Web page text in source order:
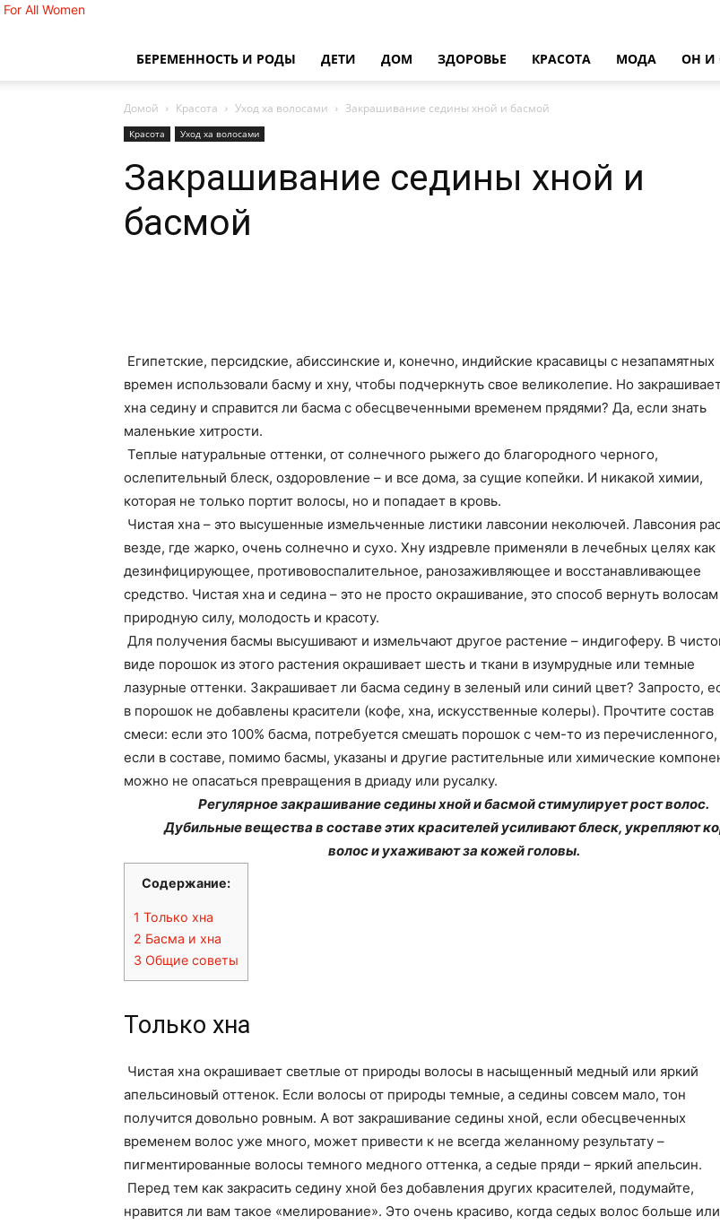
For All Women
БЕРЕМЕННОСТЬ И РОДЫ ДЕТИ ДОМ ЗДОРОВЬЕ КРАСОТА МОДА ОН И
Домой Красота Уход ха волосами Закрашивание седины хной и басмой
Красота Уход ха волосами
Закрашивание седины хной и
басмой
Египетские, персидские, абиссинские и, конечно, индийские красавицы с незапамятных
времен использовали басму и хну, чтобы подчеркнуть свое великолепие. Но
хна седину и справится ли басма с обесцвеченными временем прядями? Да, если знать
маленькие хитрости.
Теплые натуральные оттенки, от солнечного рыжего до благородного черного,
ослепительный блеск, оздоровление – и все дома, за сущие копейки. И никакой химии,
которая не только портит волосы, но и попадает в кровь.
Чистая хна – это высушенные измельченные листики лавсонии неколючей. Лавсония
везде, где жарко, очень солнечно и сухо. Хну издревле применяли в лечебных целях как
дезинфицирующее, противовоспалительное, ранозаживляющее и восстанавливающее
средство. Чистая хна и седина – это не просто окрашивание, это способ вернуть волосам
природную силу, молодость и красоту.
Для получения басмы высушивают и измельчают другое растение – индигоферу. В
виде порошок из этого растения окрашивает шесть и ткани в изумрудные или темные
лазурные оттенки. Закрашивает ли басма седину в зеленый или синий цвет? Запросто,
в порошок не добавлены красители (кофе, хна, искусственные колеры). Прочтите состав
смеси: если это 100% басма, потребуется смешать порошок с чем-то из перечисленного,
если в составе, помимо басмы, указаны и другие растительные или химические
можно не опасаться превращения в дриаду или русалку.
Регулярное закрашивание седины хной и басмой стимулирует рост волос.
Дубильные вещества в составе этих красителей усиливают блеск, укрепляют
волос и ухаживают за кожей головы.
Содержание:
1 Только хна
2 Басма и хна
3 Общие советы
Только хна
Чистая хна окрашивает светлые от природы волосы в насыщенный медный или яркий
апельсиновый оттенок. Если волосы от природы темные, а седины совсем мало, тон
получится довольно ровным. А вот закрашивание седины хной, если обесцвеченных
временем волос уже много, может привести к не всегда желанному результату –
пигментированные волосы темного медного оттенка, а седые пряди – яркий апельсин.
Перед тем как закрасить седину хной без добавления других красителей, подумайте,
нравится ли вам такое «мелирование». Это очень красиво, когда седых волос больше или